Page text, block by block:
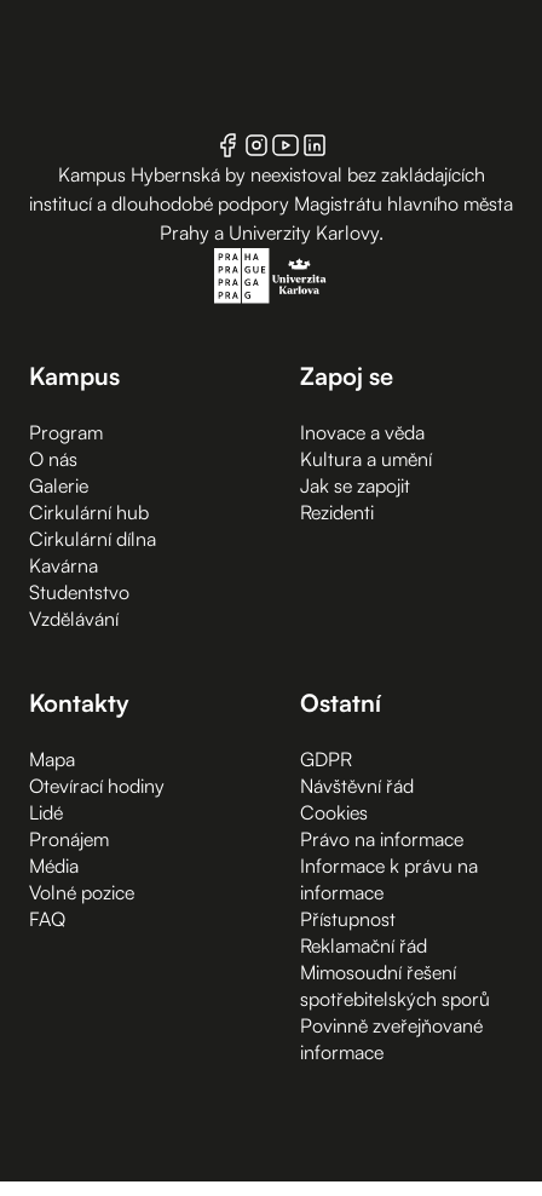
Kampus Hybernská by neexistoval bez zakládajících
institucí a dlouhodobé podpory Magistrátu hlavního města
Prahy a Univerzity Karlovy.
Kampus
Program
O nás
Galerie
Cirkulární hub
Cirkulární dílna
Kavárna
Studentstvo
Vzdělávání
Zapoj se
Inovace a věda
Kultura a umění
Jak se zapojit
Rezidenti
Kontakty
Mapa
Otevírací hodiny
Lidé
Pronájem
Média
Volné pozice
FAQ
Ostatní
GDPR
Návštěvní řád
Cookies
Právo na informace
Informace k právu na
informace
Přístupnost
Reklamační řád
Mimosoudní řešení
spotřebitelských sporů
Povinně zveřejňované
informace